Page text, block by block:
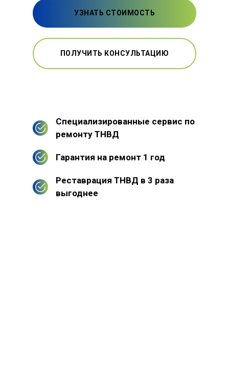
УЗНАТЬ СТОИМОСТЬ
ПОЛУЧИТЬ КОНСУЛЬТАЦИЮ
Специализированные сервис по
ремонту ТНВД
Гарантия на ремонт 1 год
Реставрация ТНВД в 3 раза
выгоднее